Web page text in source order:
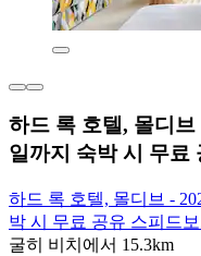
하드 록 호텔, 몰디브
일까지 숙박 시 무료
하드 록 호텔, 몰디브 -
박 시 무료 공유 스피드
굴히 비치에서 15.3km